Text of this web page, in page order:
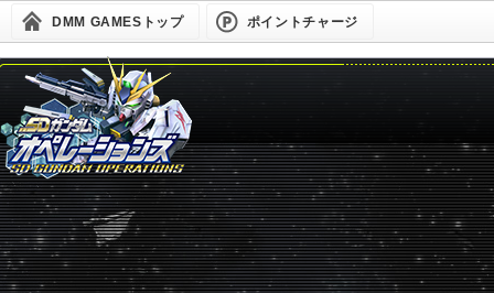
DMM GAMESトップ ポイントチャージ